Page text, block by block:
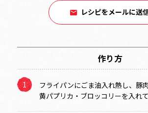
レシピをメールに送
作り方
フライパンにごま油入れ熱し、豚
黄パプリカ・ブロッコリーを入れて